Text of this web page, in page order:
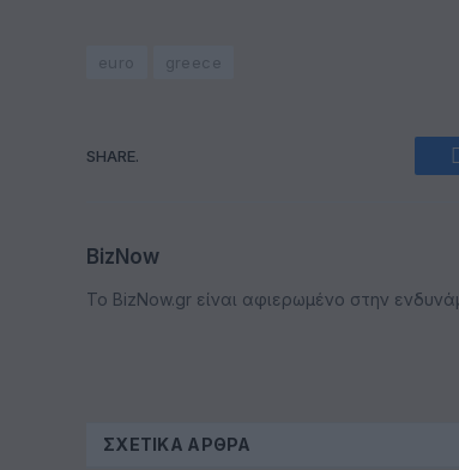
euro greece
SHARE.
BizNow
Το BizNow.gr είναι αφιερωμένο στην
ΣΧΕΤΙΚΆ ΆΡΘΡΑ